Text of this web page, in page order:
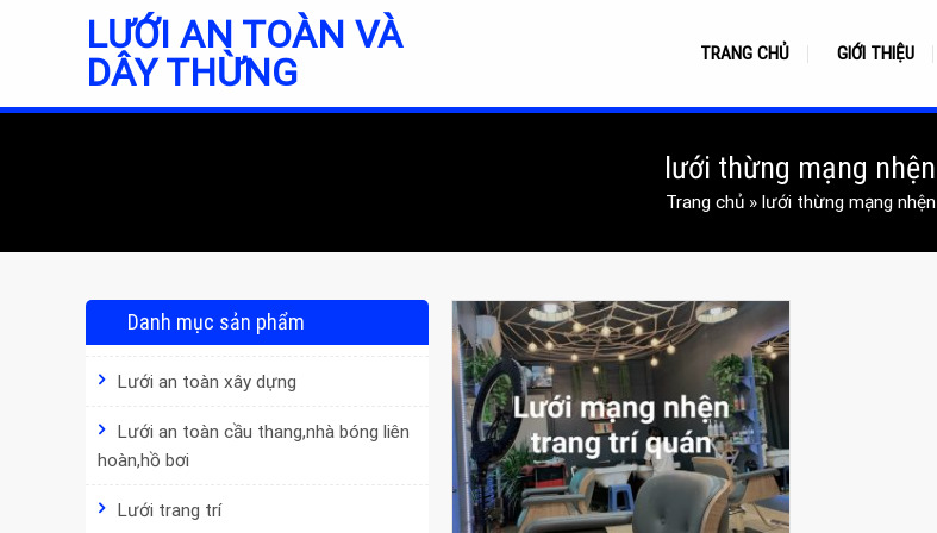
LƯỚI AN TOÀN VÀ
DÂY THỪNG
TRANG CHỦ GIỚI THIỆU
lưới thừng mạng nhện
Trang chủ» lưới thừng mạng nhện
Danh mục sản phẩm
Lưới an toàn xây dựng
Lưới an toàn cầu thang,nhà bóng liên
hoàn,hồ bơi
Lưới trang trí